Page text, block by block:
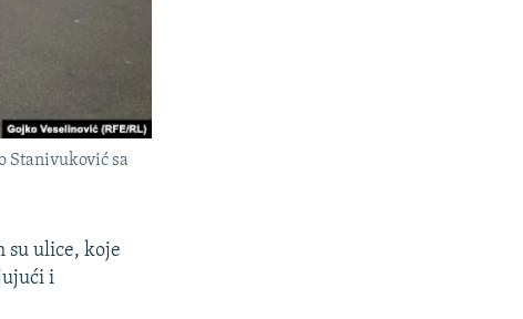
Stanivuković sa
su ulice, koje
i